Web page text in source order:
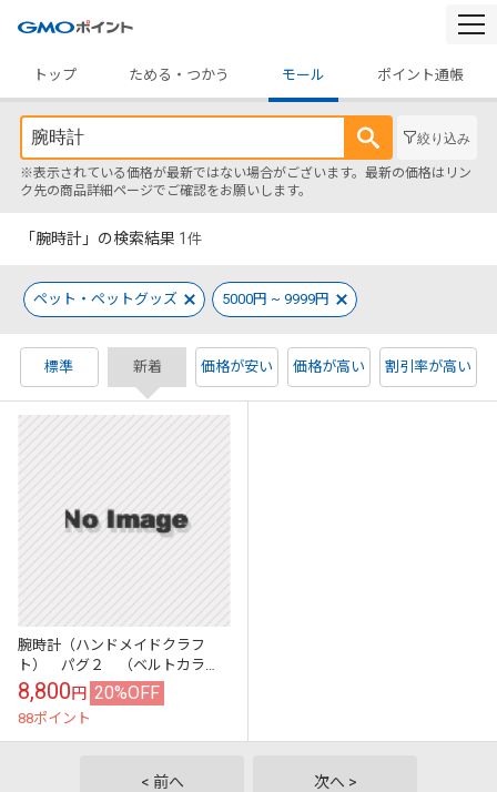
トップ
ためる・つかう モール ポイント通帳
絞り込み
※表示されている価格が最新ではない場合がございます。最新の価格はリン
ク先の商品詳細ページでご確認をお願いします。
「腕時計」の検索結果 1 件
ペット・ペットグッズ 5000円 ~ 9999円
標準 新着 価格が安い 価格が高い 割引率が高い
腕時計（ハンドメイドクラフ
ト） パグ２ （ベルトカラ
ー・レッド）
8,800円 20%OFF
88ポイント
< 前へ 次へ >